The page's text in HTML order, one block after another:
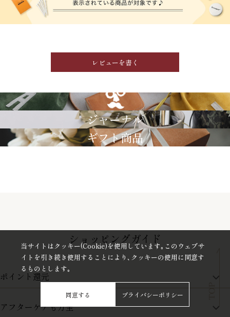
レビューを書く
GRIMM LAB
ジャーナル
ギフト商品
ショッピングガイド
ポイント還元
商品金額の10%をポイント還元いたします。
アフターケアも万全
当サイトはクッキー(Cookie)を使用しています｡このウェブサ
イトを引き続き使用することにより､クッキーの使用に同意す
るものとします｡
同意する プライバシーポリシー